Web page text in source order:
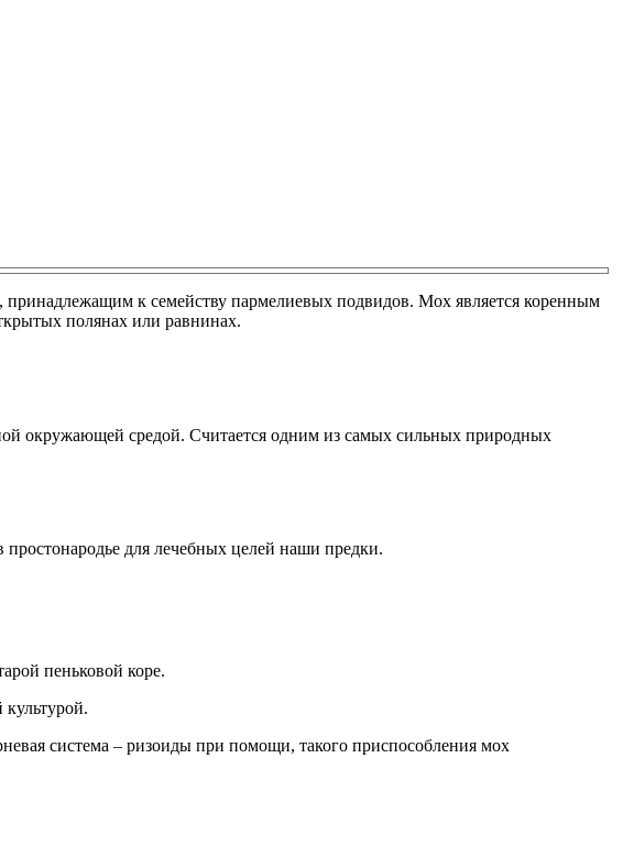
к семейству пармелиевых подвидов. Мох является коренным
полянах или равнинах.
окружающей средой. Считается одним из самых сильных природных
для лечебных целей наши предки.
пеньковой коре.
система – ризоиды при помощи, такого приспособления мох